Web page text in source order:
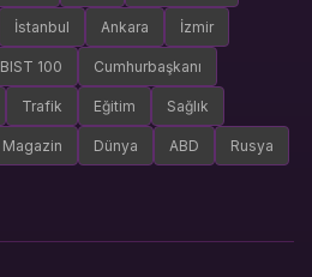
İstanbul Ankara İzmir
BIST 100 Cumhurbaşkanı
Trafik Eğitim Sağlık
Magazin Dünya ABD Rusya